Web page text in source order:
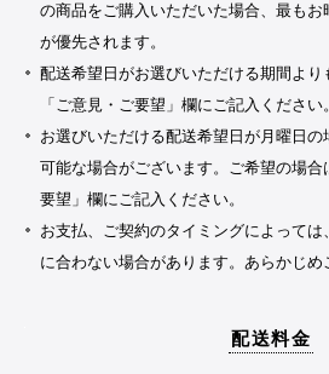
の商品をご購入いただいた場合、最もお
が優先されます。
配送希望日がお選びいただける期間よ
「ご意見・ご要望」欄にご記入ください。
お選びいただける配送希望日が月曜日
可能な場合がございます。ご希望の場
要望」欄にご記入ください。
お支払、ご契約のタイミングによって
に合わない場合があります。あらかじめ
配送料金